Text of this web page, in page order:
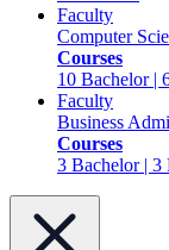
Faculty
Computer
Courses
10 Bachelor |
Faculty
Business
Courses
3 Bachelor | 3